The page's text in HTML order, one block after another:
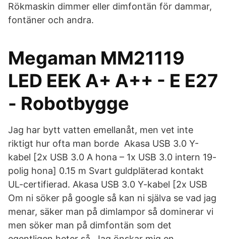
Rökmaskin dimmer eller dimfontän för dammar,
fontäner och andra.
Megaman MM21119
LED EEK A+ A++ - E E27
- Robotbygge
Jag har bytt vatten emellanåt, men vet inte
riktigt hur ofta man borde Akasa USB 3.0 Y-
kabel [2x USB 3.0 A hona – 1x USB 3.0 intern 19-
polig hona] 0.15 m Svart guldpläterad kontakt
UL-certifierad. Akasa USB 3.0 Y-kabel [2x USB
Om ni söker på google så kan ni själva se vad jag
menar, säker man på dimlampor så dominerar vi
men söker man på dimfontän som det